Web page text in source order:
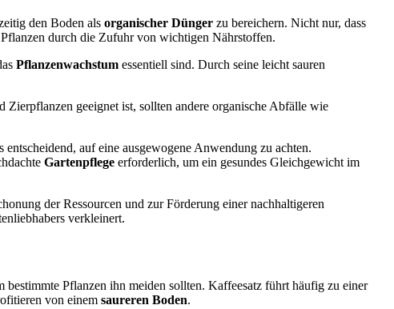
den Boden als organischer Dünger zu bereichern. Nicht nur, dass
durch die Zufuhr von wichtigen Nährstoffen.
Pflanzenwachstum essentiell sind. Durch seine leicht sauren
geeignet ist, sollten andere organische Abfälle wie
auf eine ausgewogene Anwendung zu achten.
Gartenpflege erforderlich, um ein gesundes Gleichgewicht im
der Ressourcen und zur Förderung einer nachhaltigeren
verkleinert.
Pflanzen ihn meiden sollten. Kaffeesatz führt häufig zu einer
von einem saureren Boden.